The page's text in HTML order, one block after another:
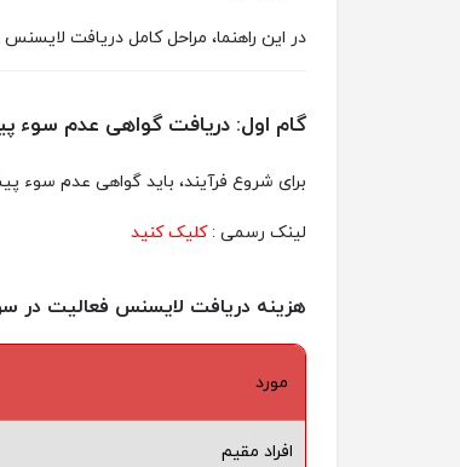
در این راهنما، مراحل کامل دریافت
گام اول: دریافت گواهی عدم سوء
برای شروع فرآیند، باید گواهی عدم سوء
لینک رسمی :کلیک کنید
هزینه دریافت لایسنس فعالیت در
مورد
افراد مقیم